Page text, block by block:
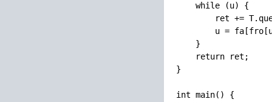
    while (u) {
ret +=
u =
    }
    return ret;
}
int main() {